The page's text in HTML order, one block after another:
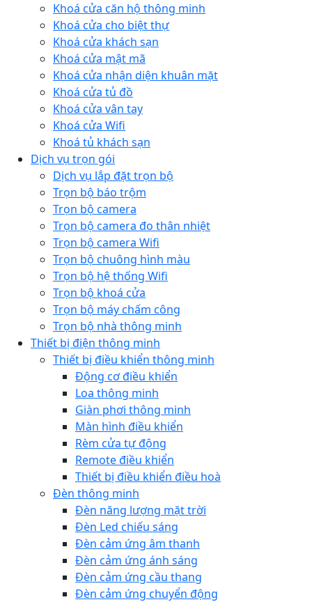
Khoá cửa căn hộ thông minh
Khoá cửa cho biệt thự
Khoá cửa khách sạn
Khoá cửa mật mã
Khoá cửa nhận diện khuân mặt
Khoá cửa tủ đồ
Khoá cửa vân tay
Khoá cửa Wifi
Khoá tủ khách sạn
Dịch vụ trọn gói
Dịch vụ lắp đặt trọn bộ
Trọn bộ báo trộm
Trọn bộ camera
Trọn bộ camera đo thân nhiệt
Trọn bộ camera Wifi
Trọn bộ chuông hình màu
Trọn bộ hệ thống Wifi
Trọn bộ khoá cửa
Trọn bộ máy chấm công
Trọn bộ nhà thông minh
Thiết bị điện thông minh
Thiết bị điều khiển thông minh
Động cơ điều khiển
Loa thông minh
Giàn phơi thông minh
Màn hình điều khiển
Rèm cửa tự động
Remote điều khiển
Thiết bị điều khiển điều hoà
Đèn thông minh
Đèn năng lượng mặt trời
Đèn Led chiếu sáng
Đèn cảm ứng âm thanh
Đèn cảm ứng ánh sáng
Đèn cảm ứng cầu thang
Đèn cảm ứng chuyển động